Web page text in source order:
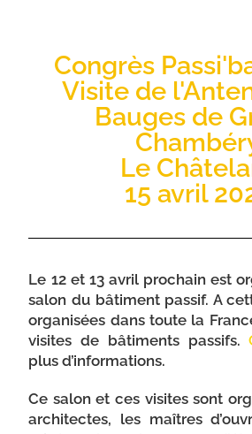
Congrès
Visite de
Bauges de
Le
15 avril
Le 12 et 13 avril prochain est
salon du bâtiment passif. A
organisées dans toute la
visites de bâtiments passifs.
plus d’informations.
Ce salon et ces visites sont
architectes, les maîtres